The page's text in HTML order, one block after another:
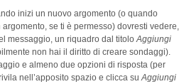
inizi un nuovo argomento (o quando
se ti è permesso) dovresti vedere,
messaggio, un riquadro dal titoloAggiungi
non hai il diritto di creare sondaggi).
e almeno due opzioni di risposta (per
nell’apposito spazio e clicca suAggiungi